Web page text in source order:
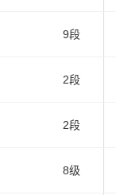
9段
2段
2段
8级